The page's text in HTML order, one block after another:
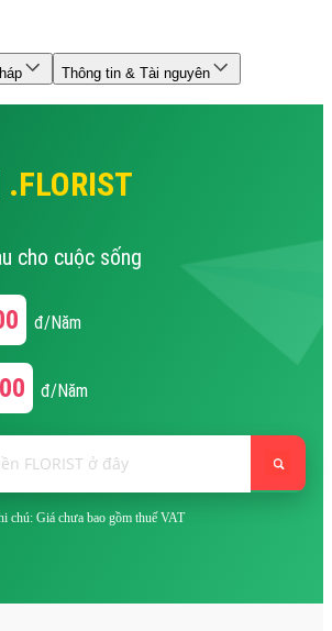
Thông tin & Tài nguyên
.FLORIST
cho cuộc sống
đ/Năm
đ/Năm
chú: Giá chưa bao gồm thuế VAT